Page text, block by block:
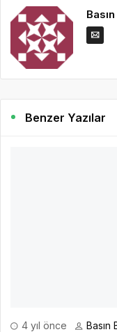
Benzer Yazılar
4 yıl önce Basın